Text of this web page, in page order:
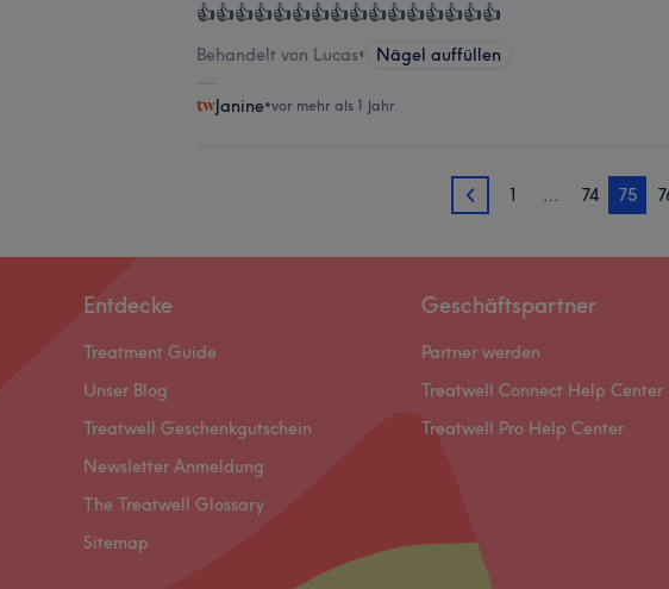
👍👍👍👍👍👍👍👍👍👍👍👍👍👍👍👍
Behandelt von Lucas• Nägel auffüllen
Janine•vor mehr als 1 Jahr
74 1 … 74 75
Entdecke
Treatment Guide
Unser Blog
Treatwell Geschenkgutschein
Newsletter Anmeldung
The Treatwell Glossary
Sitemap
Geschäftspartner
Partner werden
Treatwell Connect Help Center
Treatwell Pro Help Center